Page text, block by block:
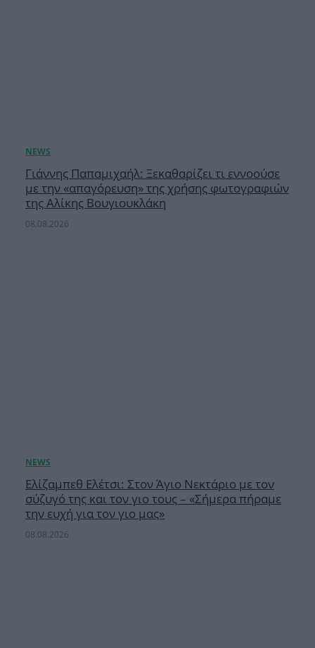
Γιάννης Παπαμιχαήλ: Ξεκαθαρίζει τι εννοούσε
με την «απαγόρευση» της χρήσης φωτογραφιών
της Αλίκης Βουγιουκλάκη
08.08.2026
Ελίζαμπεθ Ελέτσι: Στον Άγιο Νεκτάριο με τον
σύζυγό της και τον γιο τους – «Σήμερα πήραμε
την ευχή για τον γιο μας»
08.08.2026